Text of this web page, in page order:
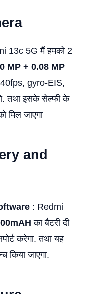
13c 5G मैं हमको 2
MP + 0.08 MP
gyro-EIS,
तथा इसके सेल्फी के
मिल जाएगा
and
: Redmi
का बैटरी दी
करेगा. तथा यह
किया जाएगा.